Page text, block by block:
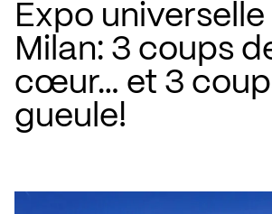
Expo universelle
Milan: 3 coups
cœur… et 3
gueule!